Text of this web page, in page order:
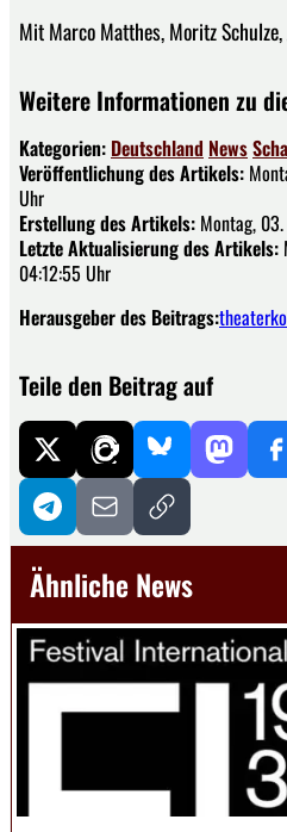
Mit Marco Matthes, Moritz
Weitere Informationen zu
Kategorien: Deutschland News
Veröffentlichung des Artikels:
Uhr
Erstellung des Artikels: Montag,
Letzte Aktualisierung des Artikels:
04:12:55 Uhr
Herausgeber des Beitrags:
Teile den Beitrag auf
Ähnliche News